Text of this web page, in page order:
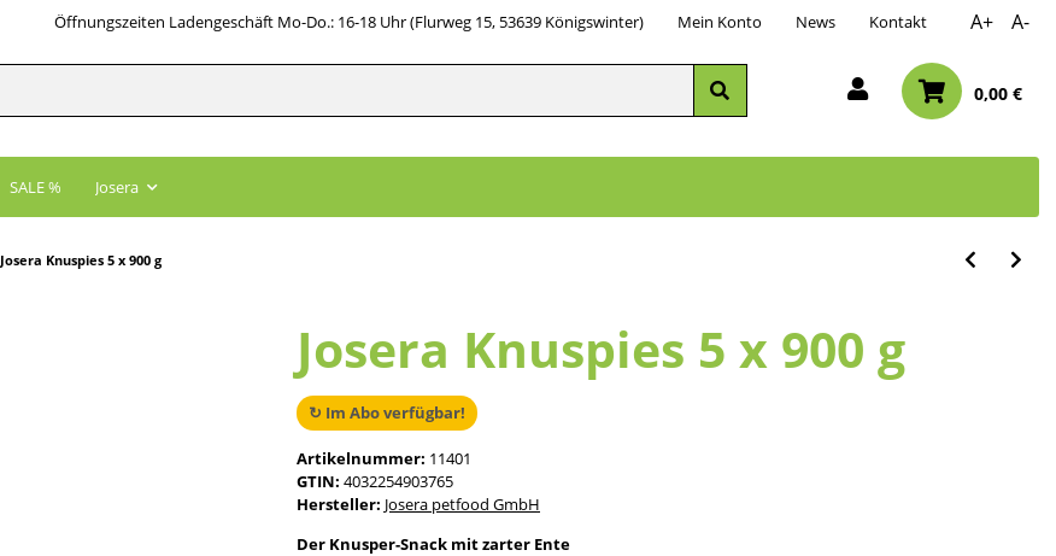
Öffnungszeiten Ladengeschäft Mo-Do.: 16-18 Uhr (Flurweg 15, 53639 Königswinter) Mein Konto News Kontakt A+ A-
0,00 €
SALE % Josera
Josera Knuspies 5 x 900 g
Josera Knuspies 5 x 900 g
↻ Im Abo verfügbar!
Artikelnummer: 11401
GTIN: 4032254903765
Hersteller: Josera petfood GmbH
Der Knusper-Snack mit zarter Ente